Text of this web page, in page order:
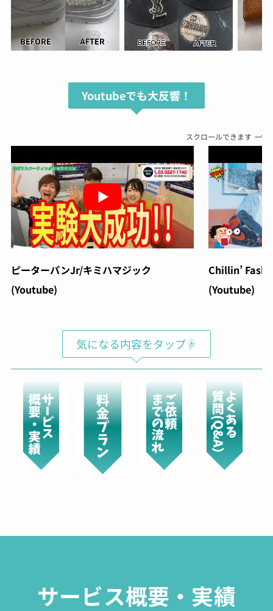
Youtubeでも大反響！
スクロールできます
ピーターパンJr/キミハマジック
(Youtube)
Chillin’
(Youtube)
気になる内容をタップ☟
サービス概要・実績